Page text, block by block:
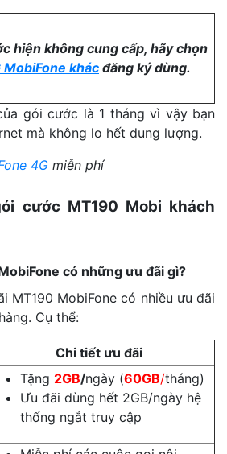
hiện không cung cấp, hãy chọn
khác đăng ký dùng.
gói cước là 1 tháng vì vậy bạn
mà không lo hết dung lượng.
4G miễn phí
cước MT190 Mobi khách
có những ưu đãi gì?
MT190 MobiFone có nhiều ưu đãi
Cụ thể:
Chi tiết ưu đãi
Tặng 2GB/ngày (60GB/tháng)
Ưu đãi dùng hết 2GB/ngày hệ
thống ngắt truy cập